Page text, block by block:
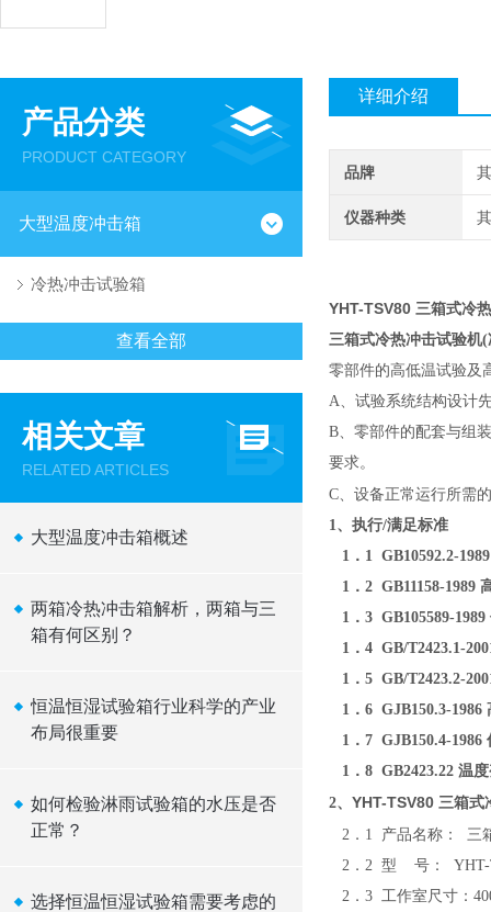
产品分类
PRODUCT CATEGORY
大型温度冲击箱
冷热冲击试验箱
查看全部
相关文章
RELATED ARTICLES
大型温度冲击箱概述
两箱冷热冲击箱解析，两箱与三
箱有何区别？
恒温恒湿试验箱行业科学的产业
布局很重要
如何检验淋雨试验箱的水压是否
正常？
选择恒温恒湿试验箱需要考虑的
详细介绍
品牌
仪器种类
YHT-TSV80 三箱式冷
三箱式冷热冲击试验机(
零部件的高低温试验及
A、试验系统结构设计
B、零部件的配套与组
要求。
C、设备正常运行所需
1、执行/满足标准
1．1 GB10592.2-
1．2 GB11158-1989
1．3 GB105589-
1．4 GB/T2423.1-
1．5 GB/T2423.2-
1．6 GJB150.3-1986
1．7 GJB150.4-1986
1．8 GB2423.22 温
2、 YHT-TSV80 三箱式
2．1 产品名称： 三
2．2 型 号：
2．3 工作室尺寸： 40